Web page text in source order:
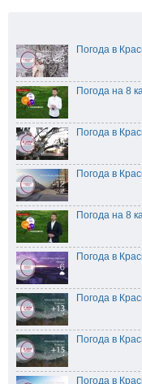
Погода в
Погода на 8
Погода в
Погода в
Погода на 8
Погода в
Погода в
Погода в
Погода в